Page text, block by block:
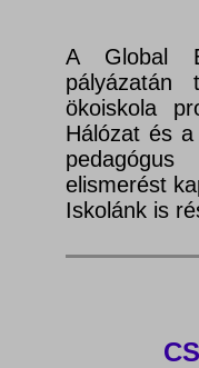
A Global
pályázatán
ökoiskola
Hálózat és
elismerést
Iskolánk is